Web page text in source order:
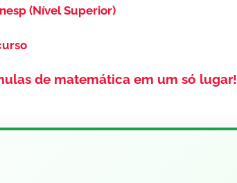
(Nível Superior)
de matemática em um só lugar!